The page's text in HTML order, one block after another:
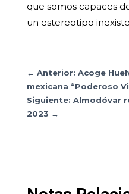
que somos capaces
un estereotipo
← Anterior: Acoge
mexicana “Poderoso
Siguiente: Almodóvar
2023 →